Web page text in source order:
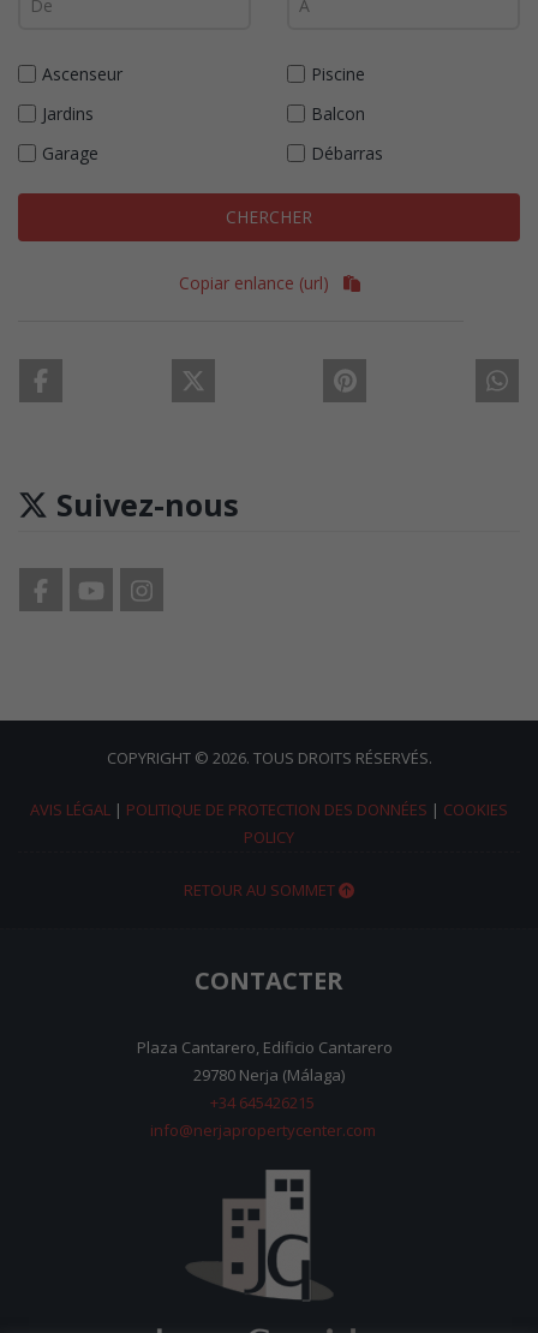
Ascenseur
Piscine
Jardins
Balcon
Garage
Débarras
CHERCHER
Copiar enlance (url)
Suivez-nous
COPYRIGHT © 2026. TOUS DROITS RÉSERVÉS.
AVIS LÉGAL | POLITIQUE DE PROTECTION DES DONNÉES | COOKIES
POLICY
RETOUR AU SOMMET
CONTACTER
Plaza Cantarero, Edificio Cantarero
29780 Nerja (Málaga)
+34 645426215
info@nerjapropertycenter.com